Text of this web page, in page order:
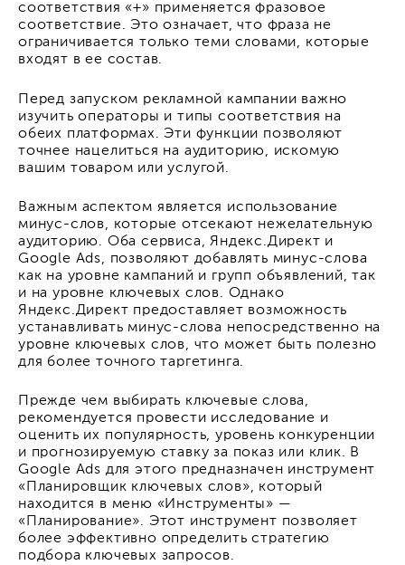
соответствия «+» применяется фразовое
соответствие. Это означает, что фраза не
ограничивается только теми словами, которые
входят в ее состав.
Перед запуском рекламной кампании важно
изучить операторы и типы соответствия на
обеих платформах. Эти функции позволяют
точнее нацелиться на аудиторию, искомую
вашим товаром или услугой.
Важным аспектом является использование
минус-слов, которые отсекают нежелательную
аудиторию. Оба сервиса, Яндекс.Директ и
Google Ads, позволяют добавлять минус-слова
как на уровне кампаний и групп объявлений, так
и на уровне ключевых слов. Однако
Яндекс.Директ предоставляет возможность
устанавливать минус-слова непосредственно на
уровне ключевых слов, что может быть полезно
для более точного таргетинга.
Прежде чем выбирать ключевые слова,
рекомендуется провести исследование и
оценить их популярность, уровень конкуренции
и прогнозируемую ставку за показ или клик. В
Google Ads для этого предназначен инструмент
«Планировщик ключевых слов», который
находится в меню «Инструменты» —
«Планирование». Этот инструмент позволяет
более эффективно определить стратегию
подбора ключевых запросов.